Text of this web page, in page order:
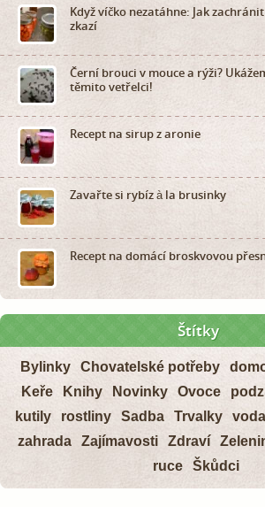
Když víčko nezatáhne: Jak
zkazí
Černí brouci v mouce a rýži?
těmito vetřelci!
Recept na sirup z aronie
Zavařte si rybíz à la brusinky
Recept na domácí broskvovou
Štítky
Bylinky Chovatelské potřeby
Keře
Knihy Novinky Ovoce
kutily
rostliny Sadba Trvalky voda
zahrada
Zajímavosti Zdraví
ruce
Škůdci